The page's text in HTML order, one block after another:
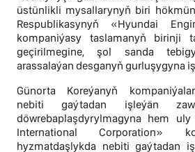
üstünlikli mysallarynyň biri
Respublikasynyň «Hyundai
kompaniýasy taslamanyň birinji
geçirilmegine, şol sanda
arassalaýan desganyň gurluşygyna
Günorta Koreýanyň
nebiti gaýtadan işleýän
döwrebaplaşdyrylmagyna hem
International Corporation»
hyzmatdaşlykda nebiti gaýtadan